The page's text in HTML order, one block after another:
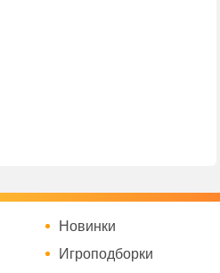
Новинки
Игроподборки